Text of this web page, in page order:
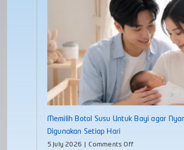
Memilih Botol Susu Untuk Bayi agar
Digunakan Setiap Hari
5 July 2026 Comments Offon